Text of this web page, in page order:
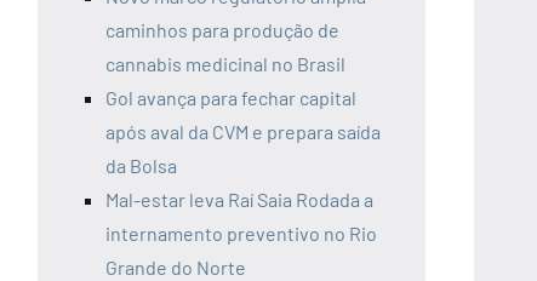
caminhos para produção de
cannabis medicinal no Brasil
Gol avança para fechar capital
após aval da CVM e prepara saída
da Bolsa
Mal-estar leva Raí Saia Rodada a
internamento preventivo no Rio
Grande do Norte